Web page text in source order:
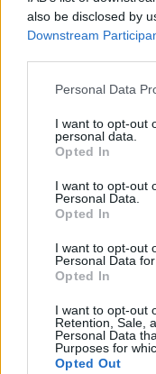
also be disclosed by
Downstream
Personal Data
I want to opt-out
personal data.
Opted In
I want to opt-out
Personal Data.
Opted In
I want to opt-out
Personal Data
Opted In
I want to opt-out
Retention, Sale,
Personal Data
Purposes for
Opted Out
Tom McAllister,
Power, 21 Clark
Daniel Green